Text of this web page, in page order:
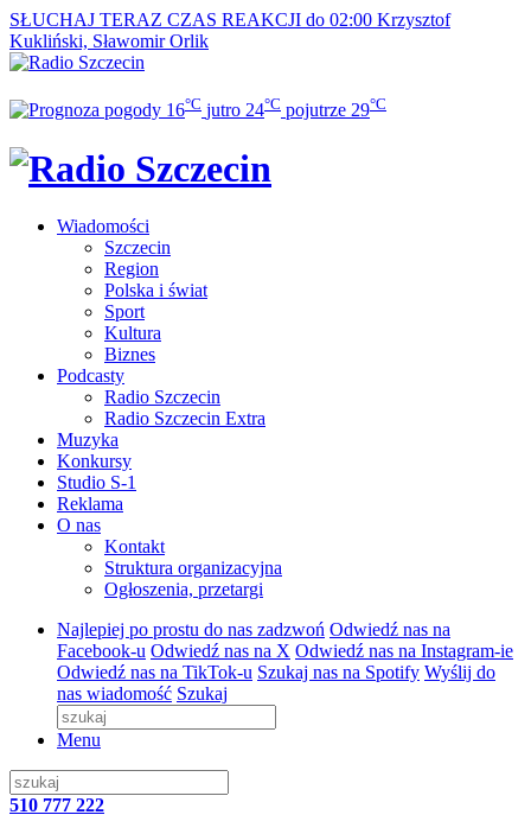
SŁUCHAJ TERAZ CZAS REAKCJI do 02:00 Krzysztof
Kukliński, Sławomir Orlik
16°C jutro 24°C pojutrze 29°C
Wiadomości
Szczecin
Region
Polska i świat
Sport
Kultura
Biznes
Podcasty
Radio Szczecin
Radio Szczecin Extra
Muzyka
Konkursy
Studio S-1
Reklama
O nas
Kontakt
Struktura organizacyjna
Ogłoszenia, przetargi
Najlepiej po prostu do nas zadzwoń Odwiedź nas na
Facebook-u Odwiedź nas na X Odwiedź nas na Instagram-ie
Odwiedź nas na TikTok-u Szukaj nas na Spotify Wyślij do
nas wiadomość Szukaj
Menu
510 777 222